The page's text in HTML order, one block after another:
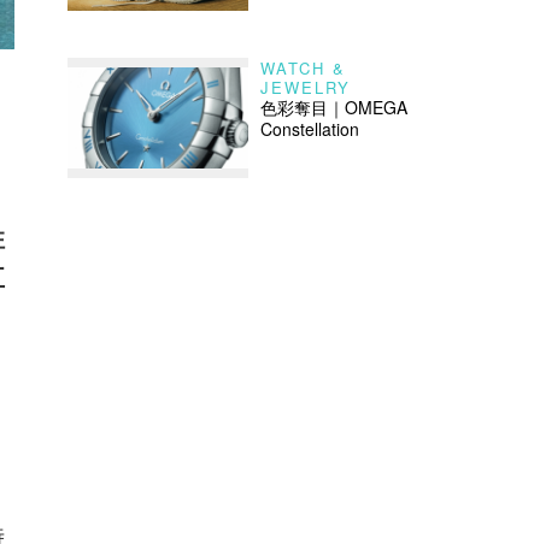
WATCH &
JEWELRY
色彩奪目｜OMEGA
Constellation